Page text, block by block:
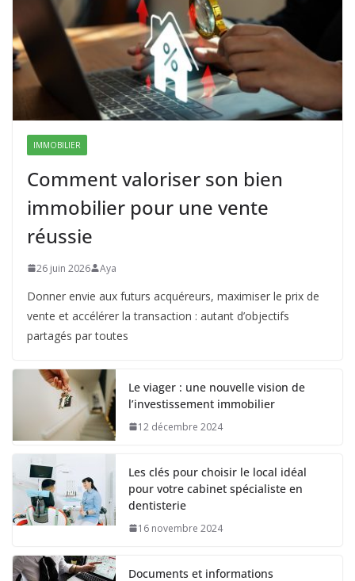
IMMOBILIER
Comment valoriser son bien
immobilier pour une vente
réussie
26 juin 2026 Aya
Donner envie aux futurs acquéreurs, maximiser le prix de
vente et accélérer la transaction : autant d’objectifs
partagés par toutes
Le viager : une nouvelle vision de
l’investissement immobilier
12 décembre 2024
Les clés pour choisir le local idéal
pour votre cabinet spécialiste en
dentisterie
16 novembre 2024
Documents et informations